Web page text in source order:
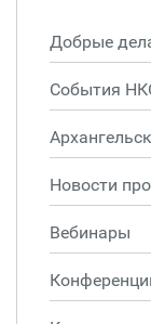
Добрые
События
Новости
Вебинары